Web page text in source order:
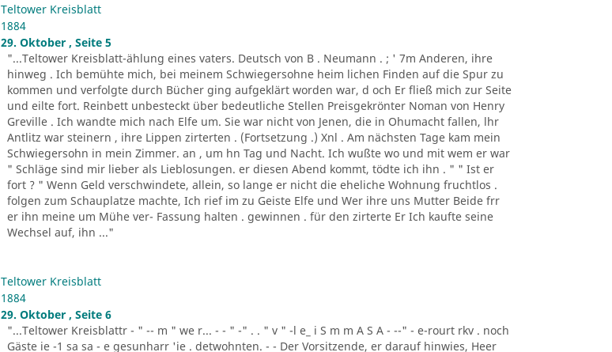
Teltower Kreisblatt
1884
29. Oktober , Seite 5
"...Teltower Kreisblatt-ählung eines vaters. Deutsch von B . Neumann . ; ' 7m Anderen, ihre
hinweg . Ich bemühte mich, bei meinem Schwiegersohne heim lichen Finden auf die Spur zu
kommen und verfolgte durch Bücher ging aufgeklärt worden war, d och Er fließ mich zur Seite
und eilte fort. Reinbett unbesteckt über bedeutliche Stellen Preisgekrönter Noman von Henry
Greville . Ich wandte mich nach Elfe um. Sie war nicht von Jenen, die in Ohumacht fallen, lhr
Antlitz war steinern , ihre Lippen zirterten . (Fortsetzung .) Xnl . Am nächsten Tage kam mein
Schwiegersohn in mein Zimmer. an , um hn Tag und Nacht. Ich wußte wo und mit wem er war
" Schläge sind mir lieber als Lieblosungen. er diesen Abend kommt, tödte ich ihn . " " Ist er
fort ? " Wenn Geld verschwindete, allein, so lange er nicht die eheliche Wohnung fruchtlos .
folgen zum Schauplatze machte, Ich rief im zu Geiste Elfe und Wer ihre uns Mutter Beide frr
er ihn meine um Mühe ver- Fassung halten . gewinnen . für den zirterte Er Ich kaufte seine
Wechsel auf, ihn ..."
Teltower Kreisblatt
1884
29. Oktober , Seite 6
"...Teltower Kreisblattr - " -- m " we r... - - " -" . . " v " -l e_ i S m m A S A - --" - e-rourt rkv . noch
Gäste ie -1 sa sa - e gesunharr 'ie . detwohnten. - - Der Vorsitzende, er darauf hinwies, Heer